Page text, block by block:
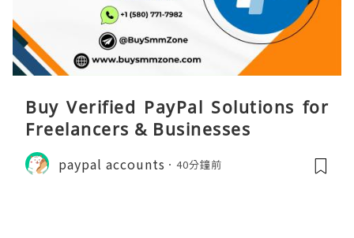
Buy Verified PayPal Solutions for
Freelancers & Businesses
paypal accounts 40分鐘前